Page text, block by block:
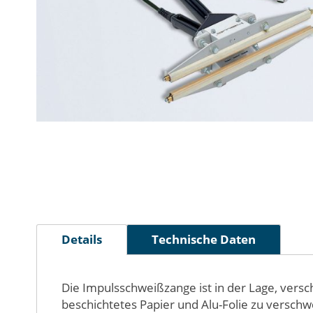
Details
Die Impulsschweißzange ist in der Lage,
beschichtetes Papier und Alu-Folie zu
Technische Daten